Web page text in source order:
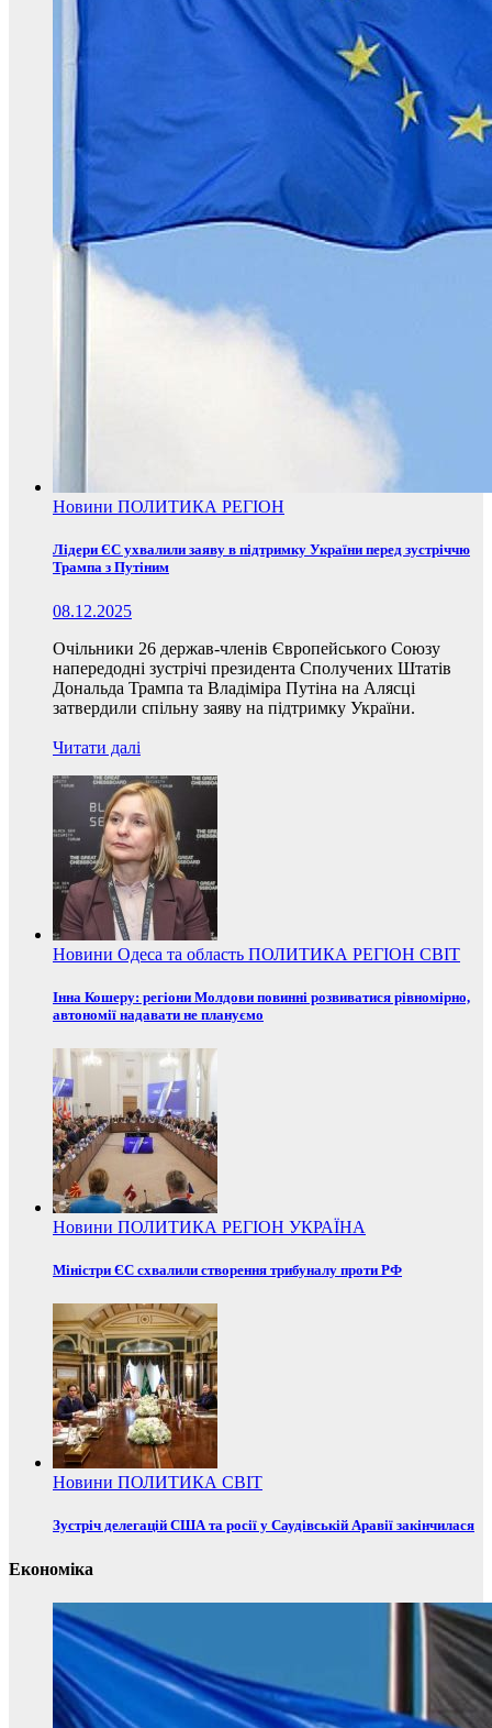
Новини ПОЛИТИКА РЕГІОН
Лідери ЄС ухвалили заяву в підтримку України перед зустріччю
Трампа з Путіним
08.12.2025
Очільники 26 держав-членів Європейського Союзу
напередодні зустрічі президента Сполучених Штатів
Дональда Трампа та Владіміра Путіна на Алясці
затвердили спільну заяву на підтримку України.
Читати далі
Новини Одеса та область ПОЛИТИКА РЕГІОН СВІТ
Інна Кошеру: регіони Молдови повинні розвиватися рівномірно,
автономії надавати не плануємо
Новини ПОЛИТИКА РЕГІОН УКРАЇНА
Міністри ЄС схвалили створення трибуналу проти РФ
Новини ПОЛИТИКА СВІТ
Зустріч делегацій США та росії у Саудівській Аравії закінчилася
Економіка